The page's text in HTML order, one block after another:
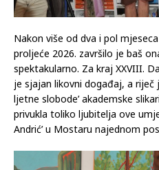
Nakon više od dva i pol
proljeće 2026. završilo je baš
spektakularno. Za kraj XXVIII.
je sjajan likovni događaj, a riječ
ljetne slobode’ akademske
privukla toliko ljubitelja ove
Andrić’ u Mostaru najednom